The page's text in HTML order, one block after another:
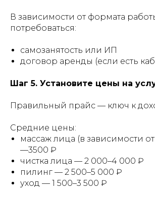
В зависимости от формата
потребоваться:
самозанятость или ИП
договор аренды (если есть
Шаг 5. Установите цены на
Правильный прайс — ключ к
Средние цены:
массаж лица (в зависимости
—3500 ₽
чистка лица — 2 000–4 000 ₽
пилинг — 2 500–5 000 ₽
уход — 1 500–3 500 ₽